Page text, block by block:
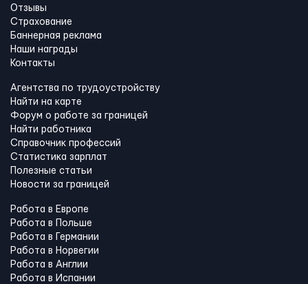
Отзывы
Страхование
Баннерная реклама
Наши награды
Контакты
Агентства по трудоустройству
Найти на карте
Форум о работе за границей
Найти работника
Справочник профессий
Статистика зарплат
Полезные статьи
Новости за границей
Работа в Европе
Работа в Польше
Работа в Германии
Работа в Норвегии
Работа в Англии
Работа в Испании